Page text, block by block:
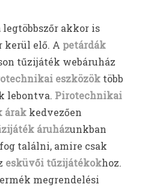
legtöbbszőr akkor is
kerül elő. A petárdák
tűzijáték webáruház
eszközök több
lebontva. Pirotechnikai
árakkedvezően
áruházunkban
találni, amire csak
esküvői tűzijátékokhoz.
megrendelési